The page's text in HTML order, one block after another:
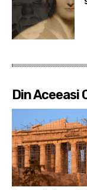
Din Aceeasi